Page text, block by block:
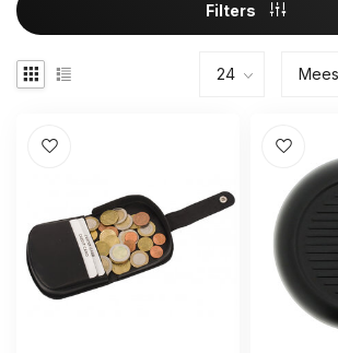
Filters